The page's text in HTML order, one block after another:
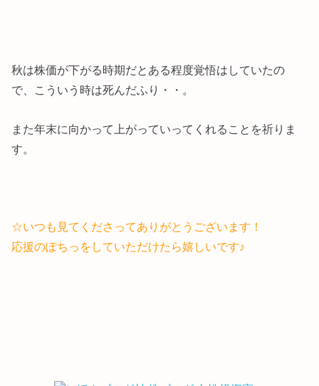
秋は株価が下がる時期だとある程度覚悟はしていたの
で、こういう時は死んだふり・・。
また年末に向かって上がっていってくれることを祈りま
す。
☆いつも見てくださってありがとうございます！
応援のぽちっをしていただけたら嬉しいです♪